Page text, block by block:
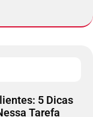
5 Dicas
Tarefa